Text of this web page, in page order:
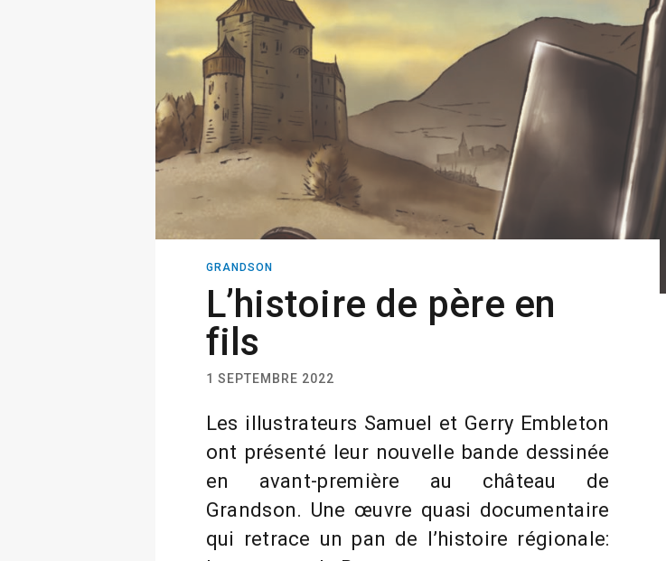
GRANDSON
L’histoire de père en
fils
1 SEPTEMBRE 2022
Les illustrateurs Samuel et Gerry Embleton
ont présenté leur nouvelle bande dessinée
en avant-première au château de
Grandson. Une œuvre quasi documentaire
qui retrace un pan de l’histoire régionale: